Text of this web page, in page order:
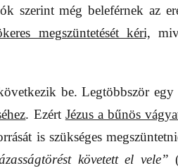
szerint még beleférnek az
megszüntetését kéri,
be. Legtöbbször egy
. Ezért Jézus a bűnös
is szükséges
követett el vele”